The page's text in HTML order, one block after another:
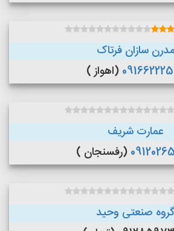
مدرن سازان فرتاک
(اهواز )
عمارت شریف
(رفسنجان )
گروه صنعتی وحید